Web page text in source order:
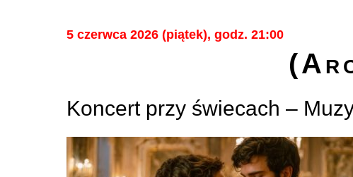
5 czerwca 2026 (piątek), godz. 21:00
Koncert przy świecach –